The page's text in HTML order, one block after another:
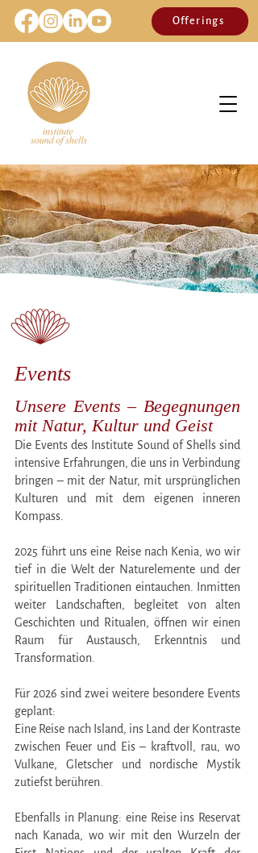
Offerings
Events
Unsere Events – Begegnungen
mit Natur, Kultur und Geist
Die Events des Institute Sound of Shells sind
intensive Erfahrungen, die uns in Verbindung
bringen – mit der Natur, mit ursprünglichen
Kulturen und mit dem eigenen inneren
Kompass.
2025 führt uns eine Reise nach Kenia, wo wir
tief in die Welt der Naturelemente und der
spirituellen Traditionen eintauchen. Inmitten
weiter Landschaften, begleitet von alten
Geschichten und Ritualen, öffnen wir einen
Raum für Austausch, Erkenntnis und
Transformation.
Für 2026 sind zwei weitere besondere Events
geplant:
Eine Reise nach Island, ins Land der Kontraste
zwischen Feuer und Eis – kraftvoll, rau, wo
Vulkane, Gletscher und nordische Mystik
zutiefst berühren.
Ebenfalls in Planung: eine Reise ins Reservat
nach Kanada, wo wir mit den Wurzeln der